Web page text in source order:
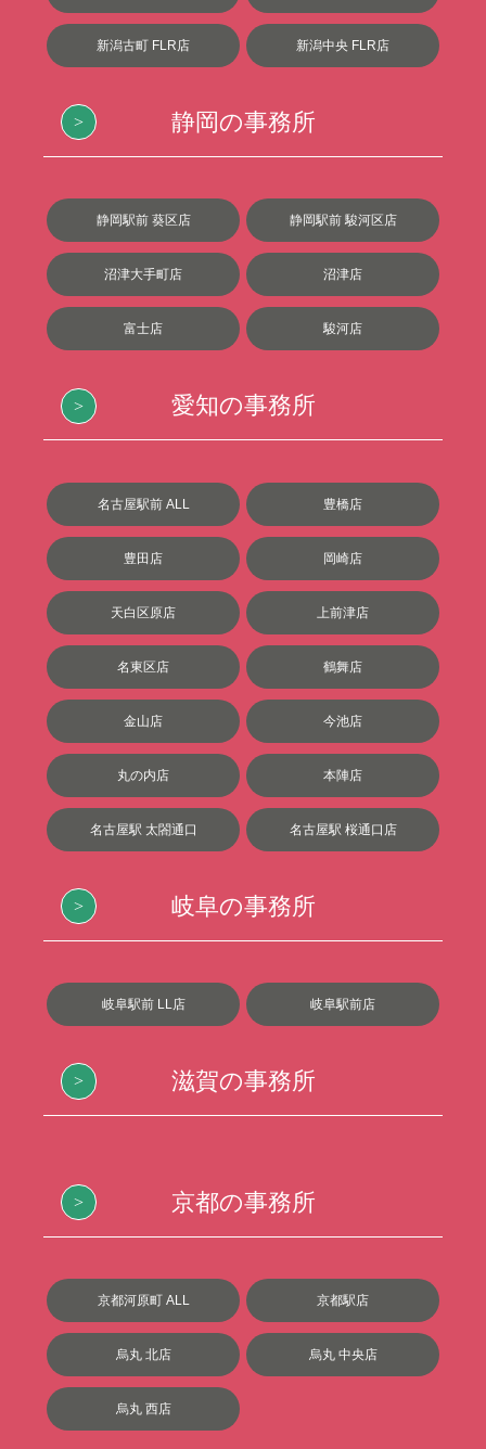
新潟古町 FLR店 新潟中央 FLR店
静岡の事務所
静岡駅前 葵区店 静岡駅前 駿河区店
沼津大手町店 沼津店
富士店 駿河店
愛知の事務所
名古屋駅前 ALL 豊橋店
豊田店 岡崎店
天白区原店 上前津店
名東区店 鶴舞店
金山店 今池店
丸の内店 本陣店
名古屋駅 太閤通口 名古屋駅 桜通口店
岐阜の事務所
岐阜駅前 LL店 岐阜駅前店
滋賀の事務所
京都の事務所
京都河原町 ALL 京都駅店
烏丸 北店 烏丸 中央店
烏丸 西店